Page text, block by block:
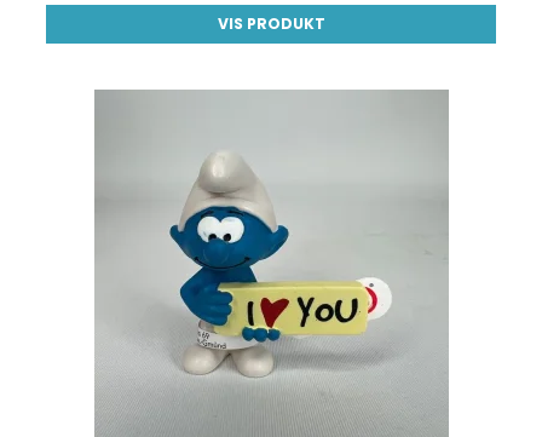
VIS PRODUKT